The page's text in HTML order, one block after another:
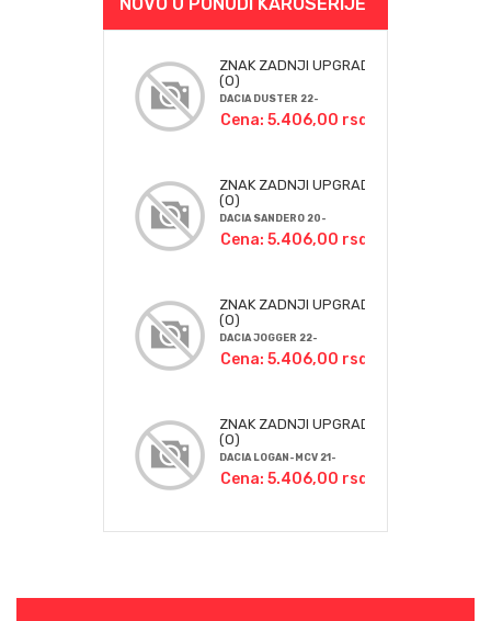
ZNAK ZADNJI UPGRADE
(O)
DACIA DUSTER 22-
Cena: 5.406,00 rsd
ZNAK ZADNJI UPGRADE
(O)
DACIA SANDERO 20-
Cena: 5.406,00 rsd
ZNAK ZADNJI UPGRADE
(O)
DACIA JOGGER 22-
Cena: 5.406,00 rsd
ZNAK ZADNJI UPGRADE
(O)
DACIA LOGAN-MCV 21-
Cena: 5.406,00 rsd